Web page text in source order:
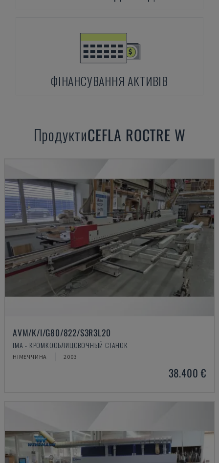
ФІНАНСУВАННЯ АКТИВІВ
ПродуктиCEFLA ROCTRE W
AVM/K/I/G80/822/S3R3L20
IMA - КРОМКООБЛИЦОВОЧНЫЙ СТАНОК
НІМЕЧЧИНА 2003
38.400 €